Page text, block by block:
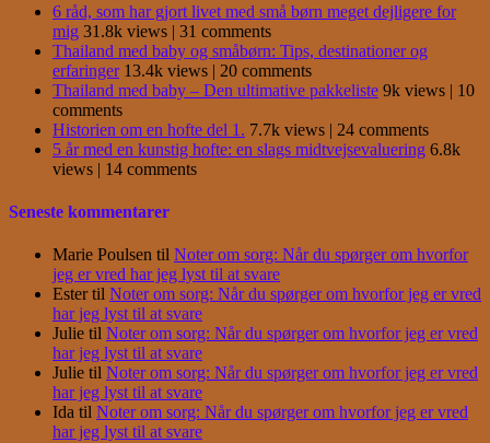
6 råd, som har gjort livet med små børn meget dejligere for
mig 31.8k views | 31 comments
Thailand med baby og småbørn: Tips, destinationer og
erfaringer 13.4k views | 20 comments
Thailand med baby – Den ultimative pakkeliste 9k views | 10
comments
Historien om en hofte del 1. 7.7k views | 24 comments
5 år med en kunstig hofte: en slags midtvejsevaluering 6.8k
views | 14 comments
Seneste kommentarer
Marie Poulsen til Noter om sorg: Når du spørger om hvorfor
jeg er vred har jeg lyst til at svare
Estertil Noter om sorg: Når du spørger om hvorfor jeg er vred
har jeg lyst til at svare
Julie til Noter om sorg: Når du spørger om hvorfor jeg er vred
har jeg lyst til at svare
Julie til Noter om sorg: Når du spørger om hvorfor jeg er vred
har jeg lyst til at svare
Ida til Noter om sorg: Når du spørger om hvorfor jeg er vred
har jeg lyst til at svare